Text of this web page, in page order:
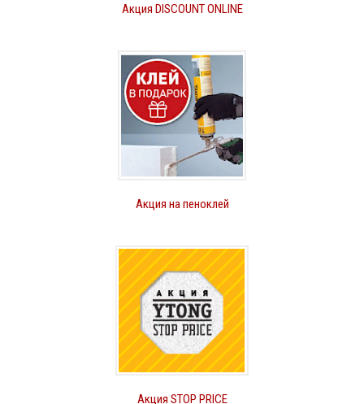
Акция DISCOUNT ONLINE
Акция на пеноклей
Акция STOP PRICE